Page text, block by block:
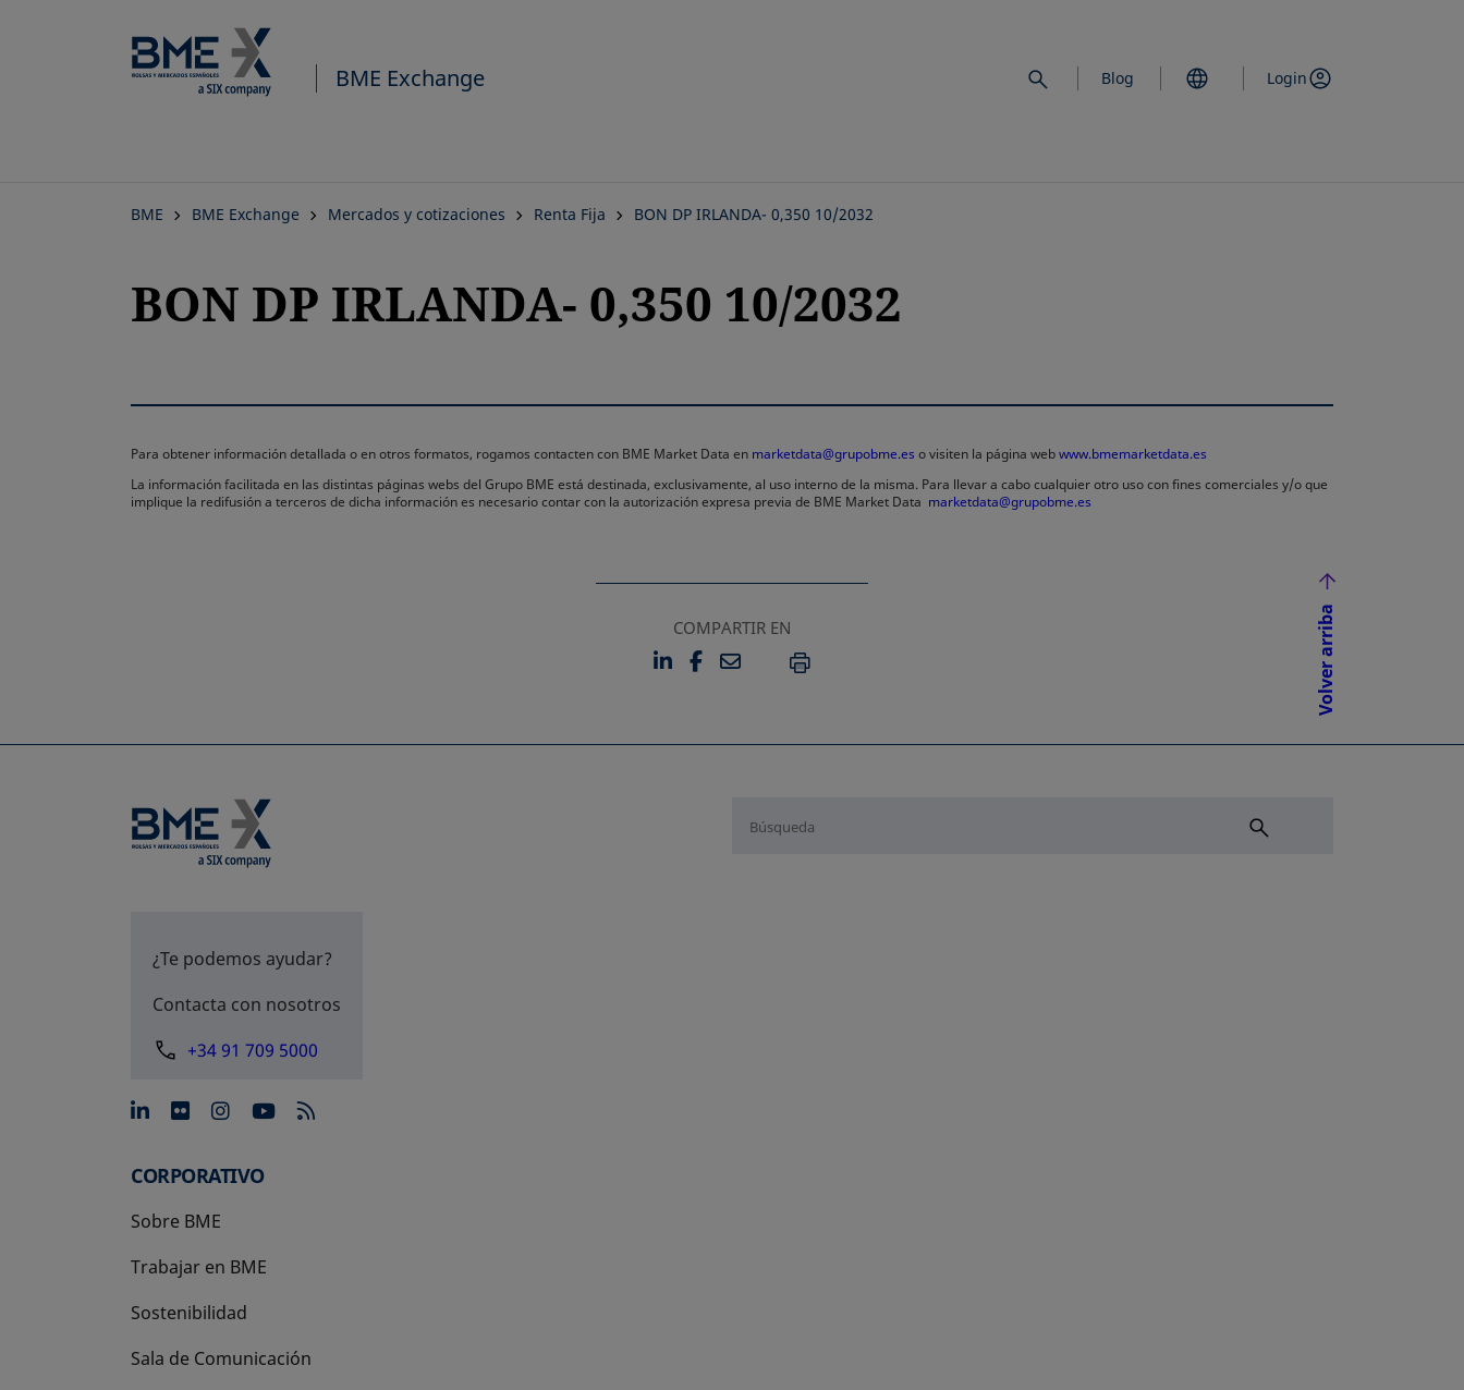
BME Exchange Blog Login
BME BME Exchange Mercados y cotizaciones Renta Fija BON DP IRLANDA- 0,350 10/2032
BON DP IRLANDA- 0,350 10/2032
Para obtener información detallada o en otros formatos, rogamos contacten con BME Market Data en marketdata@grupobme.es o visiten la página webwww.bmemarketdata.es
La información facilitada en las distintas páginas webs del Grupo BME está destinada, exclusivamente, al uso interno de la misma. Para llevar a cabo cualquier otro uso con fines comerciales y/o que
implique la redifusión a terceros de dicha información es necesario contar con la autorización expresa previa de BME Market Data marketdata@grupobme.es
COMPARTIR EN
LINKEDIN
SE ABRE EN UNA PESTAÑA NUEVA
FACEBOOK
SE ABRE EN UNA PESTAÑA NUEVA
EMAILIMPRIMIR Volver arriba
¿Te podemos ayudar?
Contacta con nosotros
+34 91 709 5000
se abre en una pestaña nueva
se abre en una pestaña nueva
se abre en una pestaña nueva
se abre en una pestaña nueva
CORPORATIVO
Sobre BME
Trabajar en BME
Sostenibilidad
Sala de Comunicación